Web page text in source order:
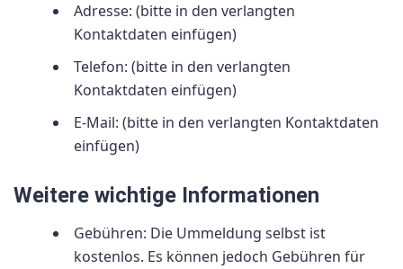
Adresse: (bitte in den verlangten
Kontaktdaten einfügen)
Telefon: (bitte in den verlangten
Kontaktdaten einfügen)
E-Mail: (bitte in den verlangten Kontaktdaten
einfügen)
Weitere wichtige Informationen
Gebühren: Die Ummeldung selbst ist
kostenlos. Es können jedoch Gebühren für